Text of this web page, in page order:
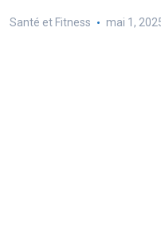
Santé et Fitness mai 1,